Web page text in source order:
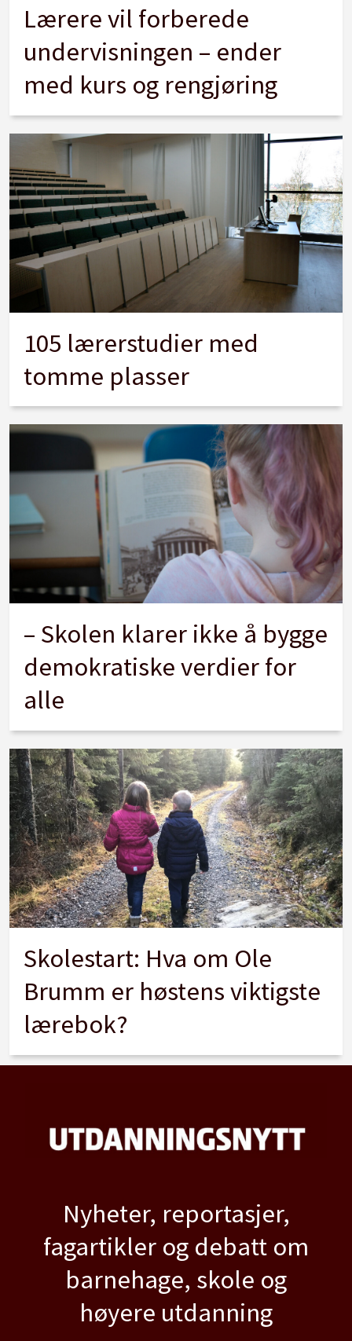
Lærere vil forberede
undervisningen – ender
med kurs og rengjøring
105 lærerstudier med
tomme plasser
– Skolen klarer ikke å bygge
demokratiske verdier for
alle
Skolestart: Hva om Ole
Brumm er høstens viktigste
lærebok?
Nyheter, reportasjer,
fagartikler og debatt om
barnehage, skole og
høyere utdanning